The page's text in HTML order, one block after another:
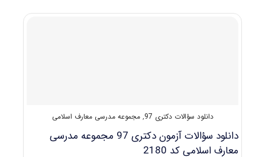
ﻣﺪرسی
دانلود سؤالات دکتری 97 ,مجموعه مدرسی معارف اسلامی
دانلود سؤالات آزمون دکتری 97 مجموعه مدرسی
معارف اسلامی کد 2180